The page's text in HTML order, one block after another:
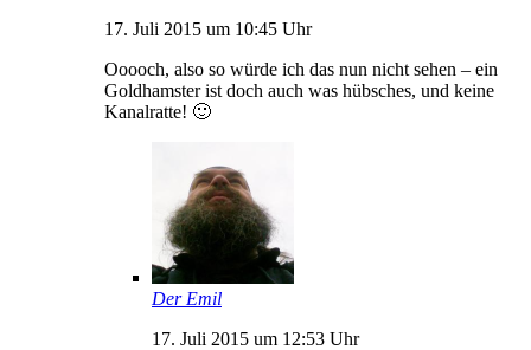
17. Juli 2015 um 10:45 Uhr
Ooooch, also so würde ich das nun nicht sehen – ein
Goldhamster ist doch auch was hübsches, und keine
Kanalratte! 🙂
Der Emil
17. Juli 2015 um 12:53 Uhr